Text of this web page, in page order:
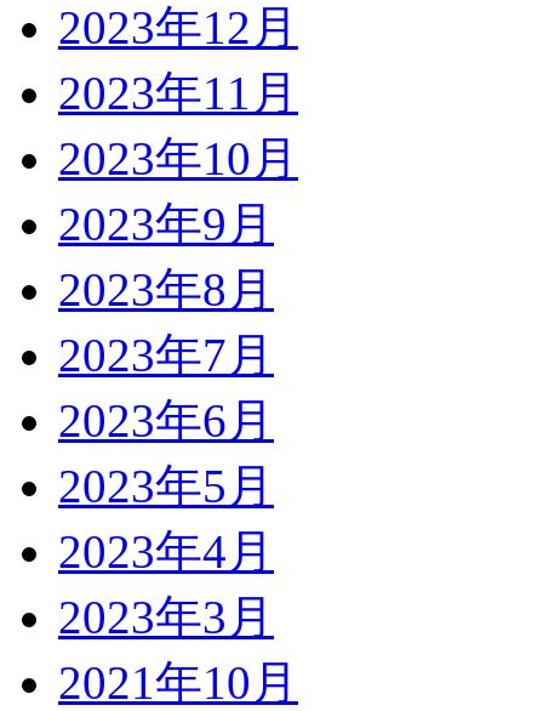
2023年12月
2023年11月
2023年10月
2023年9月
2023年8月
2023年7月
2023年6月
2023年5月
2023年4月
2023年3月
2021年10月